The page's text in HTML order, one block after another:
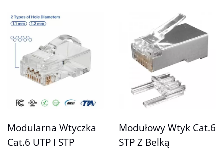
Modularna Wtyczka
Cat.6 UTP I STP
Modułowy Wtyk Cat.6
STP Z Belką